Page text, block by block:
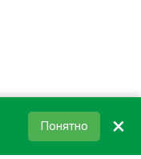
Понятно ×